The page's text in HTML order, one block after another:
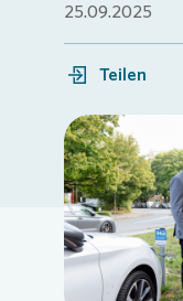
Meine Stadt
Login
25.09.2025
Teilen